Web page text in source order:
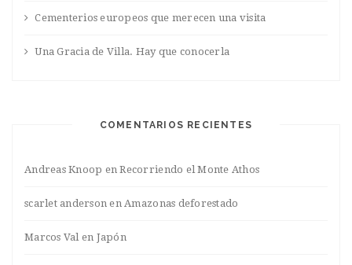
Cementerios europeos que merecen una visita
Una Gracia de Villa. Hay que conocerla
COMENTARIOS RECIENTES
Andreas Knoop enRecorriendo el Monte Athos
scarlet anderson enAmazonas deforestado
Marcos Valen Japón